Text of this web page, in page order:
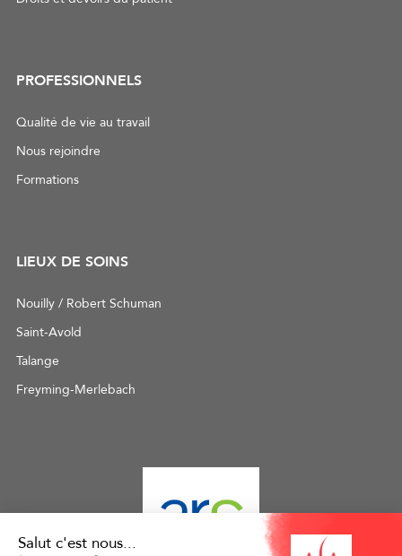
PROFESSIONNELS
Qualité de vie au travail
Nous rejoindre
Formations
LIEUX DE SOINS
Nouilly / Robert Schuman
Saint-Avold
Talange
Freyming-Merlebach